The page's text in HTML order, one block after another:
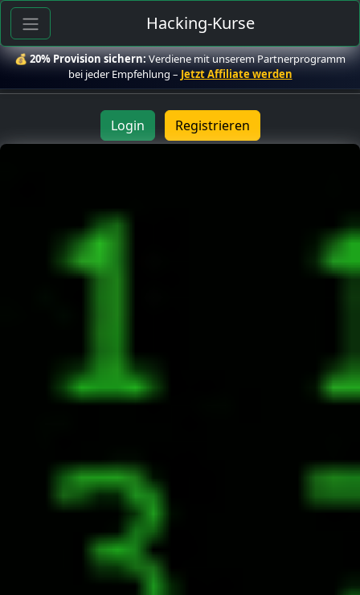
Hacking-Kurse
💰20% Provision sichern:Verdiene mit unserem Partnerprogramm
bei jeder Empfehlung – Jetzt Affiliate werden
Login Registrieren